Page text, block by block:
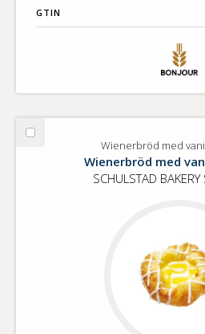
GTIN
Välj
Wienerbröd med
Wienerbröd med
SCHULSTAD